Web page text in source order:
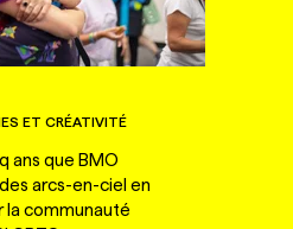
ET CRÉATIVITÉ
ans que BMO
arcs-en-ciel en
la communauté